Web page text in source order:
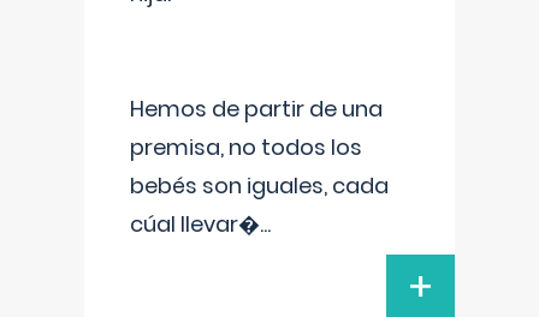
Hemos de partir de una
premisa, no todos los
bebés son iguales, cada
cúal llevar�...
+